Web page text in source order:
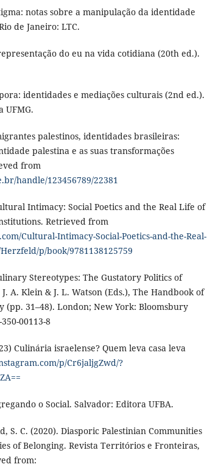
notas sobre a manipulação da identidade
de Janeiro: LTC.
do eu na vida cotidiana (20th ed.).
identidades e mediações culturais (2nd ed.).
UFMG.
palestinos, identidades brasileiras:
palestina e as suas transformações
from
handle/123456789/22381
Intimacy: Social Poetics and the Real Life of
Retrieved from
Cultural-Intimacy-Social-Poetics-and-the-Real-
p/book/9781138125759
Stereotypes: The Gustatory Politics of
A. Klein & J. L. Watson (Eds.), The Handbook of
(pp. 31–48). London; New York: Bloomsbury
00113-8
Culinária israelense? Quem leva casa leva
p/Cr6jaljgZwd/?
o Social. Salvador: Editora UFBA.
S. C. (2020). Diasporic Palestinian Communities
of Belonging. Revista Territórios e Fronteiras,
from: